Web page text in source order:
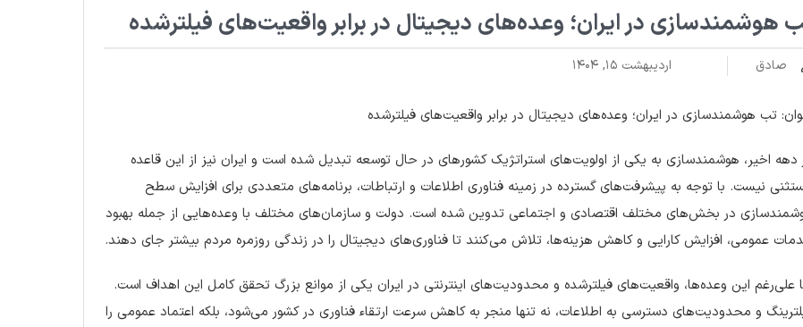
هوشمندسازی در ایران؛ وعده‌های دیجیتال در برابر واقعیت‌های فیلترشده
صادق اردیبهشت ۱۵, ۱۴۰۴
تب هوشمندسازی در ایران؛ وعده‌های دیجیتال در برابر واقعیت‌های فیلترشده
دهه اخیر، هوشمندسازی به یکی از اولویت‌های استراتژیک کشورهای در حال توسعه تبدیل شده است و ایران نیز از این قاعده
نیست. با توجه به پیشرفت‌های گسترده در زمینه فناوری اطلاعات و ارتباطات، برنامه‌های متعددی برای افزایش سطح
در بخش‌های مختلف اقتصادی و اجتماعی تدوین شده است. دولت و سازمان‌های مختلف با وعده‌هایی از جمله بهبود
عمومی، افزایش کارایی و کاهش هزینه‌ها، تلاش می‌کنند تا فناوری‌های دیجیتال را در زندگی روزمره مردم بیشتر جای دهند.
علی‌رغم این وعده‌ها، واقعیت‌های فیلترشده و محدودیت‌های اینترنتی در ایران یکی از موانع بزرگ تحقق کامل این اهداف است.
و محدودیت‌های دسترسی به اطلاعات، نه تنها منجر به کاهش سرعت ارتقاء فناوری در کشور می‌شود، بلکه اعتماد عمومی را